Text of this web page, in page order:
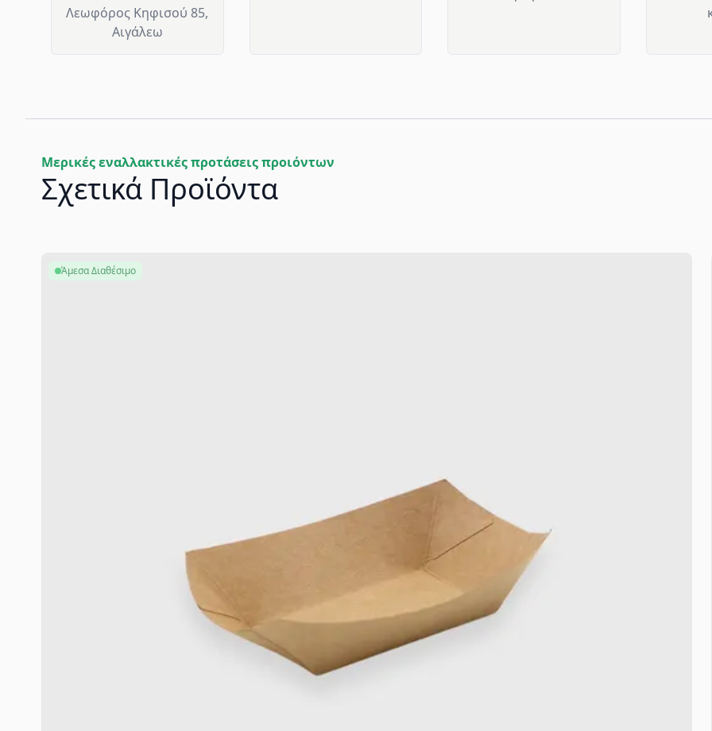
Λεωφόρος Κηφισού 85,
Αιγάλεω
Μερικές εναλλακτικές προτάσεις προιόντων
Σχετικά Προϊόντα
Άμεσα Διαθέσιμο